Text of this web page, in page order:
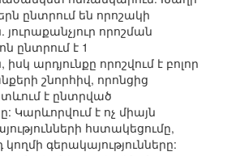
ընտրում են որոշակի
որոշման
ընտրում է 1
արդյունքը որոշվում է բոլոր
շնորհիվ, որոնցից
է ընտրված
Կարևորվում է ոչ միայն
հստակեցումը,
գերակայությունները: